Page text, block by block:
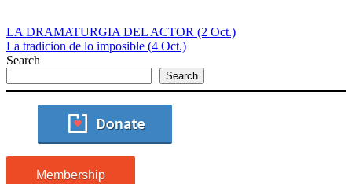
LA DRAMATURGIA DEL ACTOR (2 Oct.)
La tradicion de lo imposible (4 Oct.)
Search
Search
Membership